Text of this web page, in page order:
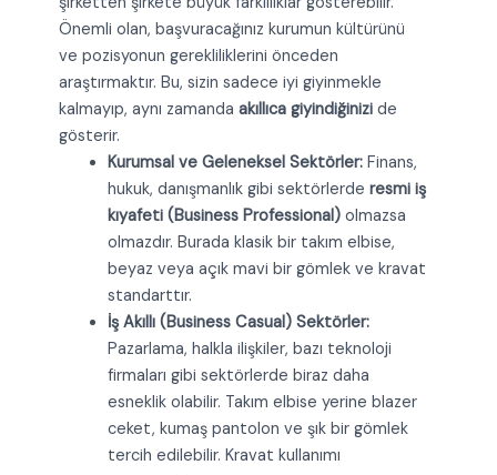
Önemli olan, başvuracağınız kurumun kültürünü
ve pozisyonun gerekliliklerini önceden
araştırmaktır. Bu, sizin sadece iyi giyinmekle
kalmayıp, aynı zamanda akıllıca giyindiğinizide
gösterir.
Kurumsal ve Geleneksel Sektörler:Finans,
hukuk, danışmanlık gibi sektörlerde resmi iş
kıyafeti (Business Professional)olmazsa
olmazdır. Burada klasik bir takım elbise,
beyaz veya açık mavi bir gömlek ve kravat
standarttır.
İş Akıllı (Business Casual) Sektörler:
Pazarlama, halkla ilişkiler, bazı teknoloji
firmaları gibi sektörlerde biraz daha
esneklik olabilir. Takım elbise yerine blazer
ceket, kumaş pantolon ve şık bir gömlek
tercih edilebilir. Kravat kullanımı